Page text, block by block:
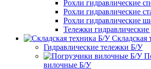
Рохли гидравлические
Рохли гидравлические
Рохли гидравлические
Тележки гидравлические
Складская
Гидравлические тележки Б/У
вилочные Б/У